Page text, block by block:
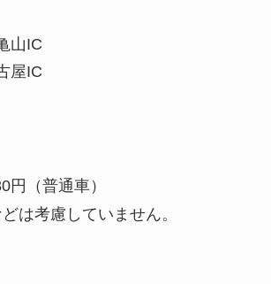
山IC
屋IC
円（普通車）
は考慮していません。